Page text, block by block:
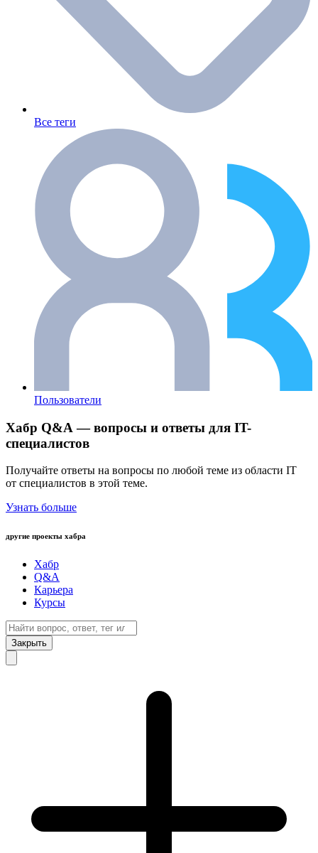
Все теги
Пользователи
Хабр Q&A — вопросы и ответы для IT-
специалистов
Получайте ответы на вопросы по любой теме из области IT
от специалистов в этой теме.
Узнать больше
другие проекты хабра
Хабр
Q&A
Карьера
Курсы
Закрыть